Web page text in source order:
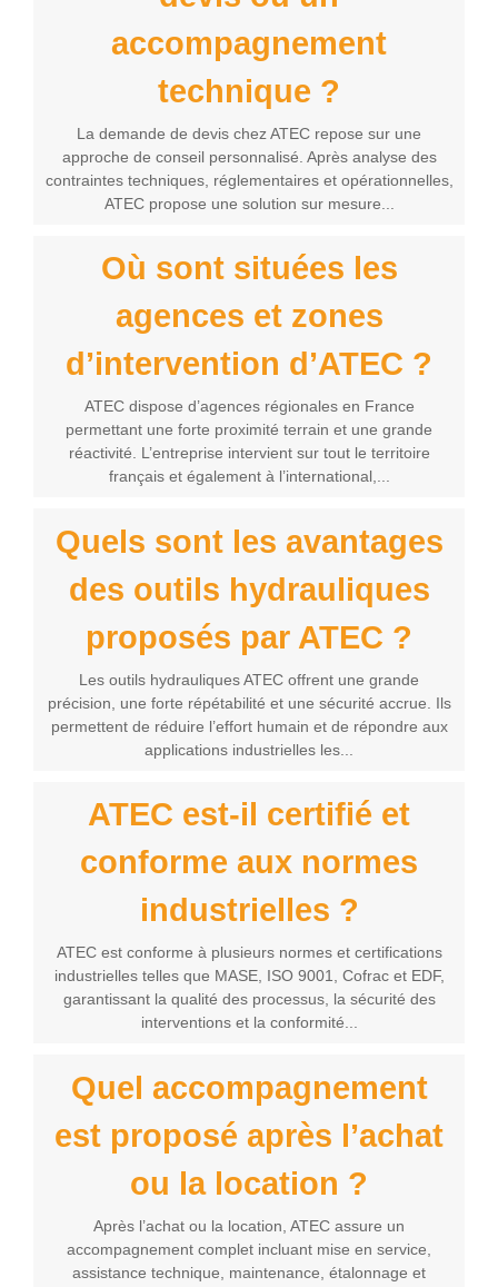
accompagnement
technique ?
La demande de devis chez ATEC repose sur une
approche de conseil personnalisé. Après analyse des
contraintes techniques, réglementaires et opérationnelles,
ATEC propose une solution sur mesure...
Où sont situées les
agences et zones
d’intervention d’ATEC ?
ATEC dispose d’agences régionales en France
permettant une forte proximité terrain et une grande
réactivité. L’entreprise intervient sur tout le territoire
français et également à l’international,...
Quels sont les avantages
des outils hydrauliques
proposés par ATEC ?
Les outils hydrauliques ATEC offrent une grande
précision, une forte répétabilité et une sécurité accrue. Ils
permettent de réduire l’effort humain et de répondre aux
applications industrielles les...
ATEC est-il certifié et
conforme aux normes
industrielles ?
ATEC est conforme à plusieurs normes et certifications
industrielles telles que MASE, ISO 9001, Cofrac et EDF,
garantissant la qualité des processus, la sécurité des
interventions et la conformité...
Quel accompagnement
est proposé après l’achat
ou la location ?
Après l’achat ou la location, ATEC assure un
accompagnement complet incluant mise en service,
assistance technique, maintenance, étalonnage et